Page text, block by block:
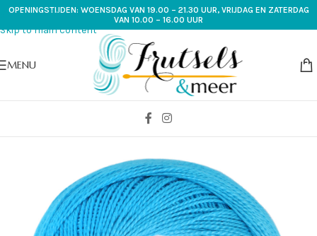
Skip to navigation
Skip to main content
OPENINGSTIJDEN: WOENSDAG VAN 19.00 – 21.30 UUR, VRIJDAG EN ZATERDAG
VAN 10.00 – 16.00 UUR
MENU